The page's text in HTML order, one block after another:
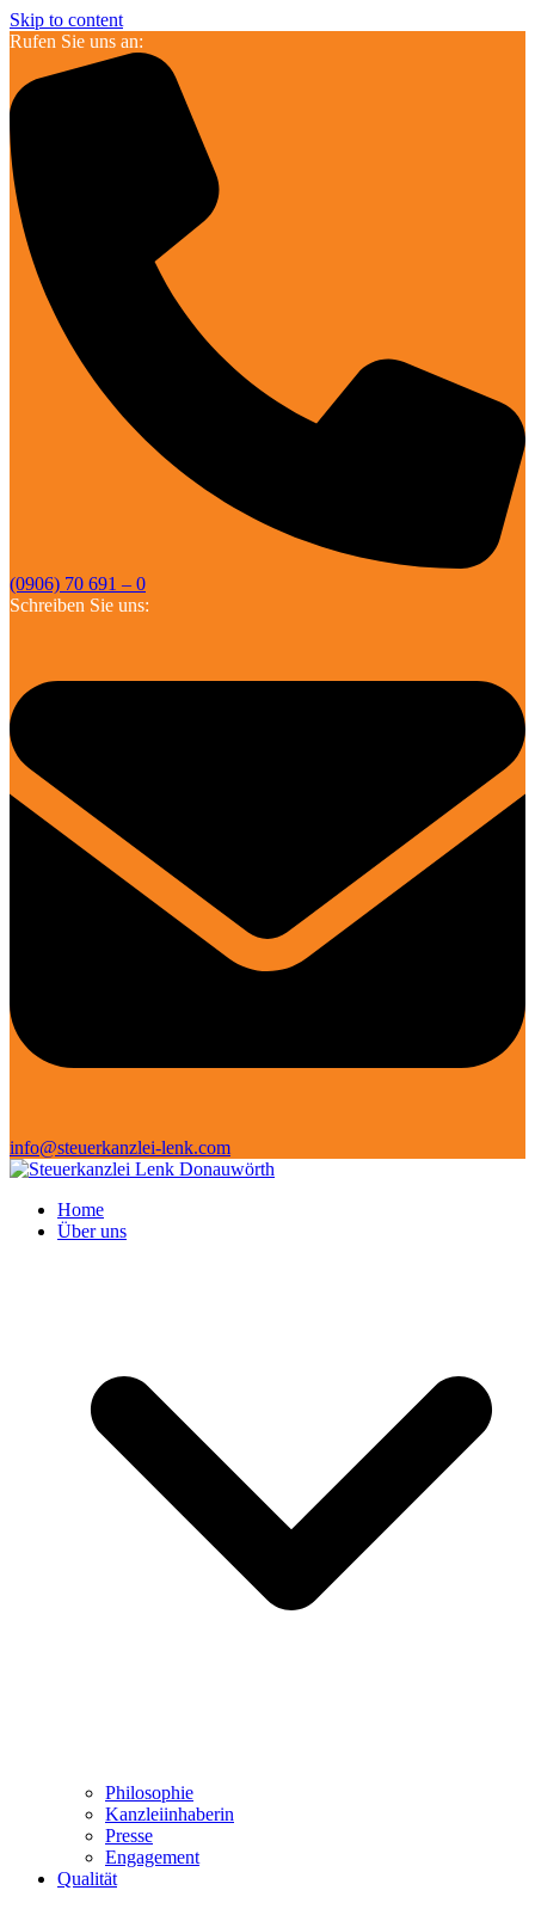
Skip to content
Rufen Sie uns an:
(0906) 70 691 – 0
Schreiben Sie uns:
info@steuerkanzlei-lenk.com
Home
Über uns
Philosophie
Kanzleiinhaberin
Presse
Engagement
Qualität